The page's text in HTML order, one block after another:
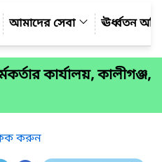
আমাদের সেবা ঊর্ধ্বতন
কার্যালয়, কালীগঞ্জ,
করুন